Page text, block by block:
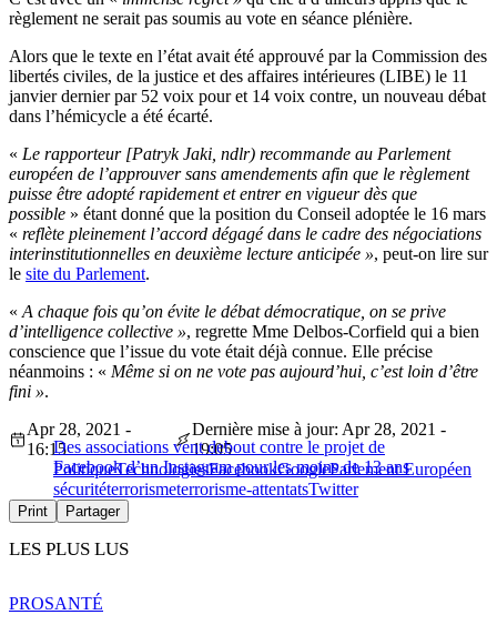
règlement ne serait pas soumis au vote en séance plénière.
Alors que le texte en l’état avait été approuvé par la Commission des
libertés civiles, de la justice et des affaires intérieures (LIBE) le 11
janvier dernier par 52 voix pour et 14 voix contre, un nouveau débat
dans l’hémicycle a été écarté.
« Le rapporteur [Patryk Jaki, ndlr) recommande au Parlement
européen de l’approuver sans amendements afin que le règlement
puisse être adopté rapidement et entrer en vigueur dès que
possible » étant donné que la position du Conseil adoptée le 16 mars
« reflète pleinement l’accord dégagé dans le cadre des négociations
interinstitutionnelles en deuxième lecture anticipée », peut-on lire sur
le site du Parlement.
« A chaque fois qu’on évite le débat démocratique, on se prive
d’intelligence collective », regrette Mme Delbos-Corfield qui a bien
conscience que l’issue du vote était déjà connue. Elle précise
néanmoins : « Même si on ne vote pas aujourd’hui, c’est loin d’être
fini ».
Des associations vent debout contre le projet de
Facebook d’un Instagram pour les moins de 13 ans
Apr 28, 2021 -
16:15
Dernière mise à jour: Apr 28, 2021 -
19:05
PolitiqueTechnologiesFacebookGoogleParlement Européen
sécuritéterrorismeterrorisme-attentatsTwitter
Print Partager
LES PLUS LUS
PROSANTÉ